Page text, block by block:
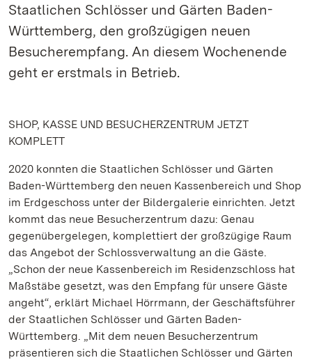
Staatlichen Schlösser und Gärten Baden-
Württemberg, den großzügigen neuen
Besucherempfang. An diesem Wochenende
geht er erstmals in Betrieb.
SHOP, KASSE UND BESUCHERZENTRUM JETZT
KOMPLETT
2020 konnten die Staatlichen Schlösser und Gärten
Baden-Württemberg den neuen Kassenbereich und Shop
im Erdgeschoss unter der Bildergalerie einrichten. Jetzt
kommt das neue Besucherzentrum dazu: Genau
gegenübergelegen, komplettiert der großzügige Raum
das Angebot der Schlossverwaltung an die Gäste.
„Schon der neue Kassenbereich im Residenzschloss hat
Maßstäbe gesetzt, was den Empfang für unsere Gäste
angeht“, erklärt Michael Hörrmann, der Geschäftsführer
der Staatlichen Schlösser und Gärten Baden-
Württemberg. „Mit dem neuen Besucherzentrum
präsentieren sich die Staatlichen Schlösser und Gärten